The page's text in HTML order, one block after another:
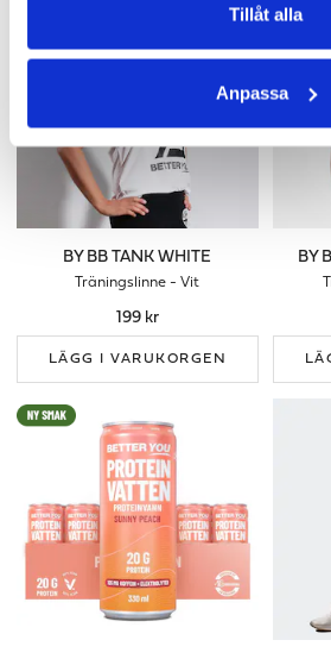
Tillåt alla
Anpassa
BY BB TANK WHITE
Träningslinne - Vit
199 kr
LÄGG I VARUKORGEN